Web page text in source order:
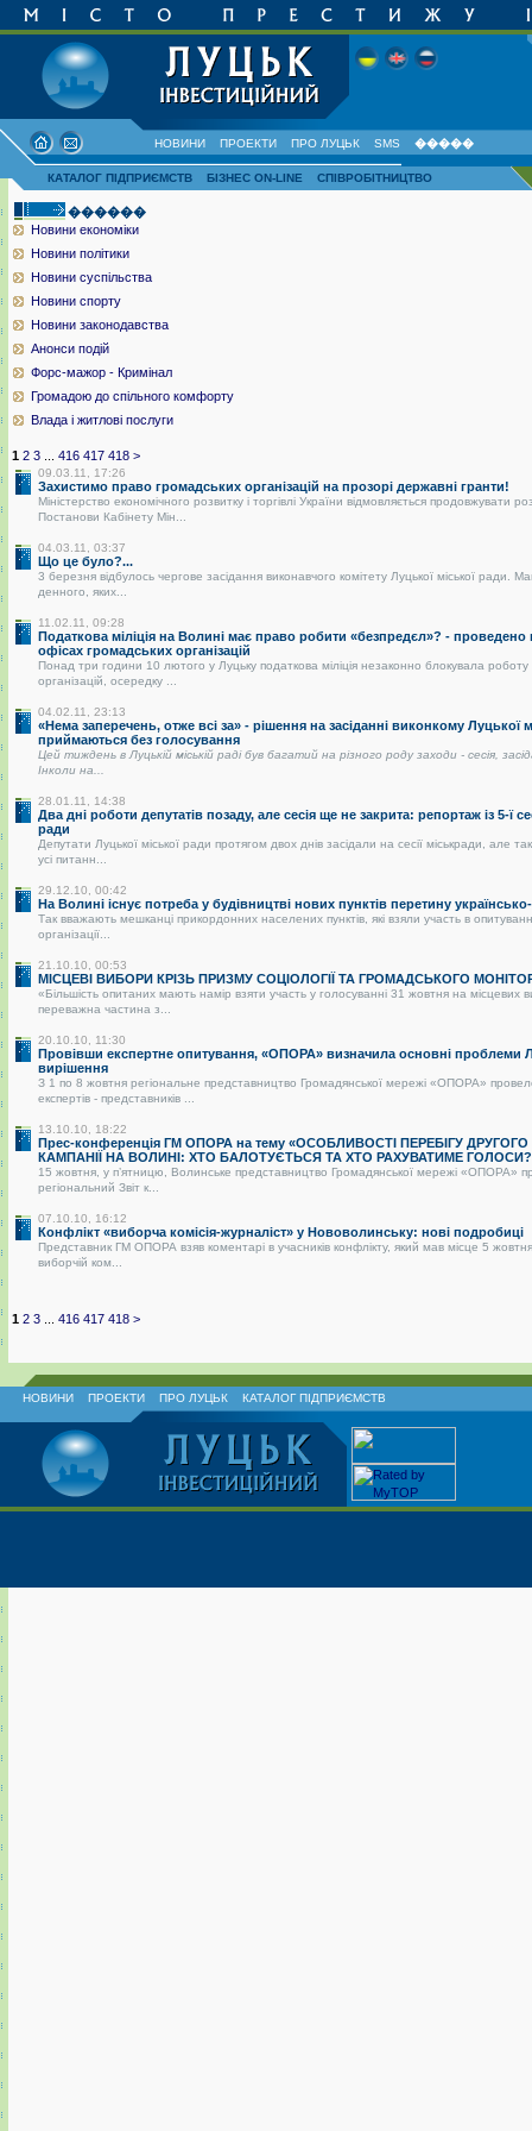
НОВИНИ ПРОЕКТИ ПРО ЛУЦЬК SMS �����
КАТАЛОГ ПІДПРИЄМСТВ БІЗНЕС ON-LINE СПІВРОБІТНИЦТВО
������
Новини економіки
Новини політики
Новини суспільства
Новини спорту
Новини законодавства
Анонси подій
Форс-мажор - Кримінал
Громадою до спільного комфорту
Влада і житлові послуги
1 2 3 416 417 418 >
09.03.11, 17:26
Захистимо право громадських організацій на прозорі державні гранти!
Міністерство економічного розвитку і торгівлі України відмовляється продовжувати
Постанови Кабінету Мін...
04.03.11, 03:37
Що це було?...
3 березня відбулось чергове засідання виконавчого комітету Луцької міської ради.
денного, яких...
11.02.11, 09:28
Податкова міліція на Волині має право робити «безпредєл»? -
офісах громадських організацій
Понад три години 10 лютого у Луцьку податкова міліція незаконно блокувала
організацій, осередку ...
04.02.11, 23:13
«Нема заперечень, отже всі за» - рішення на засіданні виконкому Луцької
приймаються без голосування
Цей тиждень в Луцькій міській раді був багатий на різного роду заходи - сесія,
Інколи на...
28.01.11, 14:38
Два дні роботи депутатів позаду, але сесія ще не закрита: репортаж із 5-ї
ради
Депутати Луцької міської ради протягом двох днів засідали на сесії міськради, але
усі питанн...
29.12.10, 00:42
На Волині існує потреба у будівництві нових пунктів перетину
Так вважають мешканці прикордонних населених пунктів, які взяли участь в
організації...
21.10.10, 00:53
МІСЦЕВІ ВИБОРИ КРІЗЬ ПРИЗМУ СОЦІОЛОГІЇ ТА ГРОМАДСЬКОГО
«Більшість опитаних мають намір взяти участь у голосуванні 31 жовтня на місцевих
переважна частина з...
20.10.10, 11:30
Провівши експертне опитування, «ОПОРА» визначила основні проблеми
вирішення
З 1 по 8 жовтня регіональне представництво Громадянської мережі «ОПОРА»
експертів - представників ...
13.10.10, 18:22
Прес-конференція ГМ ОПОРА на тему «ОСОБЛИВОСТІ ПЕРЕБІГУ
КАМПАНІЇ НА ВОЛИНІ: ХТО БАЛОТУЄТЬСЯ ТА ХТО РАХУВАТИМЕ
15 жовтня, у п’ятницю, Волинське представництво Громадянської мережі «ОПОРА»
регіональний Звіт к...
07.10.10, 16:12
Конфлікт «виборча комісія-журналіст» у Нововолинську: нові подробиці
Представник ГМ ОПОРА взяв коментарі в учасників конфлікту, який мав місце 5 жовтня
виборчій ком...
1 2 3 416 417 418 >
НОВИНИ ПРОЕКТИ ПРО ЛУЦЬК КАТАЛОГ ПІДПРИЄМСТВ